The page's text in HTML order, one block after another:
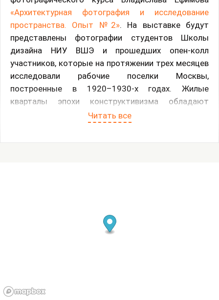
«Архитектурная фотография и исследование
пространства. Опыт №2». На выставке будут
представлены фотографии студентов Школы
дизайна НИУ ВШЭ и прошедших опен-колл
участников, которые на протяжении трех месяцев
исследовали рабочие поселки Москвы,
построенные в 1920–1930-х годах. Жилые
кварталы эпохи конструктивизма обладают
особой атмосферой и отражают мечты
«Рабочие поселки замечательны своими
проектами, планами, своей топографией —
реализацию новых его частей. Он даже
Читать все